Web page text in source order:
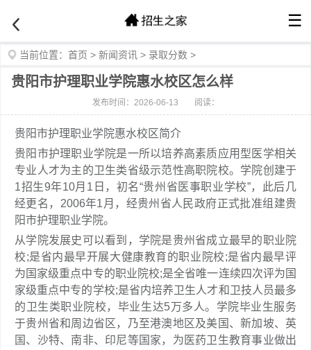
☰
当前位置： 首页 > 新闻资讯 > 录取分数 >
贵阳市护理职业学院惠水校区怎么样
发布时间：2026-06-13 阅读：
贵阳市护理职业学院惠水校区简介
贵阳市护理职业学院是一所以培养高素质应用型医学相关
专业人才为主的卫生类省级示范性高职院校。学院创建于
1招生9年10月1日，初名“贵州省医事职业学校”，此后几
经更名，2006年1月，经贵州省人民政府正式批准组建贵
阳市护理职业学院。
从学院发展史可以看到，学院是贵州省成立最早的职业院
校;是省内最早开展大健康教育的职业院校;是省内最早评
为国家级重点中专的职业院校;是全省唯一连续四次评为国
家级重点中专的学校;是省内培养卫生人才和卫技人员最多
的卫生类职业院校，毕业生达5万多人。学院毕业生服务
于贵州省和周边省区，乃至港澳地区及美国、新加坡、英
国、沙特、南非、印尼等国家，为医药卫生教育事业做出